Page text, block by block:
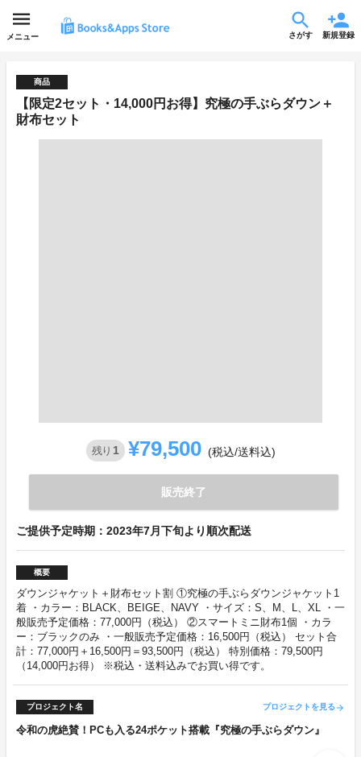
メニュー さがす 新規登録
商品
【限定2セット・14,000円お得】究極の手ぶらダウン＋
財布セット
残り 1 ¥79,500 (税込/送料込)
販売終了
ご提供予定時期：2023年7月下旬より順次配送
概要
ダウンジャケット＋財布セット割 ①究極の手ぶらダウンジャケット1
着 ・カラー：BLACK、BEIGE、NAVY ・サイズ：S、M、L、XL ・一
般販売予定価格：77,000円（税込） ②スマートミニ財布1個 ・カラ
ー：ブラックのみ ・一般販売予定価格：16,500円（税込） セット合
計：77,000円＋16,500円＝93,500円（税込） 特別価格：79,500円
（14,000円お得） ※税込・送料込みでお買い得です。
プロジェクト名 プロジェクトを見る arrow_forward
令和の虎絶賛！PCも入る24ポケット搭載『究極の手ぶらダウン』